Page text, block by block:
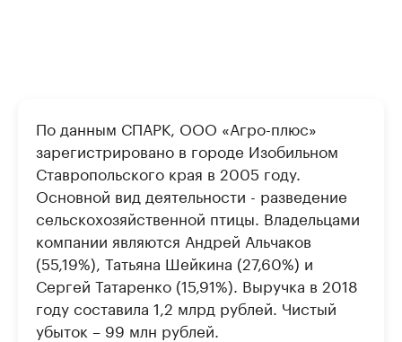
По данным СПАРК, ООО «Агро-плюс»
зарегистрировано в городе Изобильном
Ставропольского края в 2005 году.
Основной вид деятельности - разведение
сельскохозяйственной птицы. Владельцами
компании являются Андрей Альчаков
(55,19%), Татьяна Шейкина (27,60%) и
Сергей Татаренко (15,91%). Выручка в 2018
году составила 1,2 млрд рублей. Чистый
убыток – 99 млн рублей.